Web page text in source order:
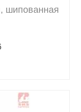
шипованная